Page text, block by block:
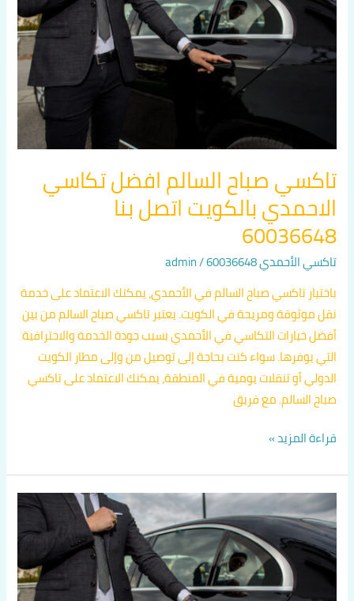
تاكسي صباح السالم افضل تكاسي
الاحمدي بالكويت اتصل بنا
60036648
تاكسي الأحمدي 60036648 /
admin
باختيار تاكسي صباح السالم في الأحمدي، يمكنك الاعتماد على خدمة
نقل موثوقة ومريحة في الكويت. يعتبر تاكسي صباح السالم من بين
أفضل خيارات التكاسي في الأحمدي بسبب جودة الخدمة والاحترافية
التي يوفرها. سواء كنت بحاجة إلى توصيل من وإلى مطار الكويت
الدولي أو تنقلات يومية في المنطقة، يمكنك الاعتماد على تاكسي
صباح السالم. مع فريق
افضل
الاحمدي
60036648
قراءة المزيد »
اهمية
تاكسي
صباح
السالم